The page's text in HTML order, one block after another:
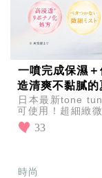
一噴完成保濕
造清爽不黏膩的
日本最新tone
可使用！超細緻
醇潤澤修護、維C
33
時尚